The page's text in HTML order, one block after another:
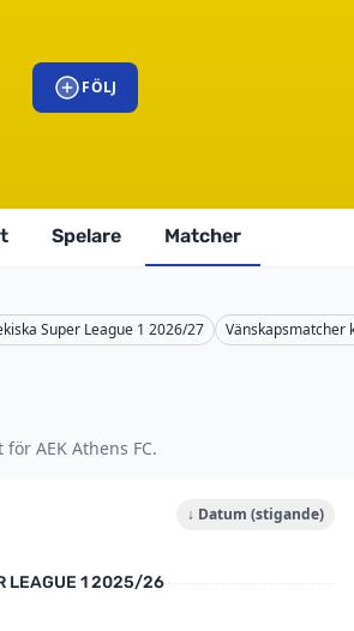
FÖLJ
Spelare Matcher
Super League 1 2026/27 Vänskapsmatcher
AEK Athens FC.
↓ Datum (stigande)
LEAGUE 1 2025/26